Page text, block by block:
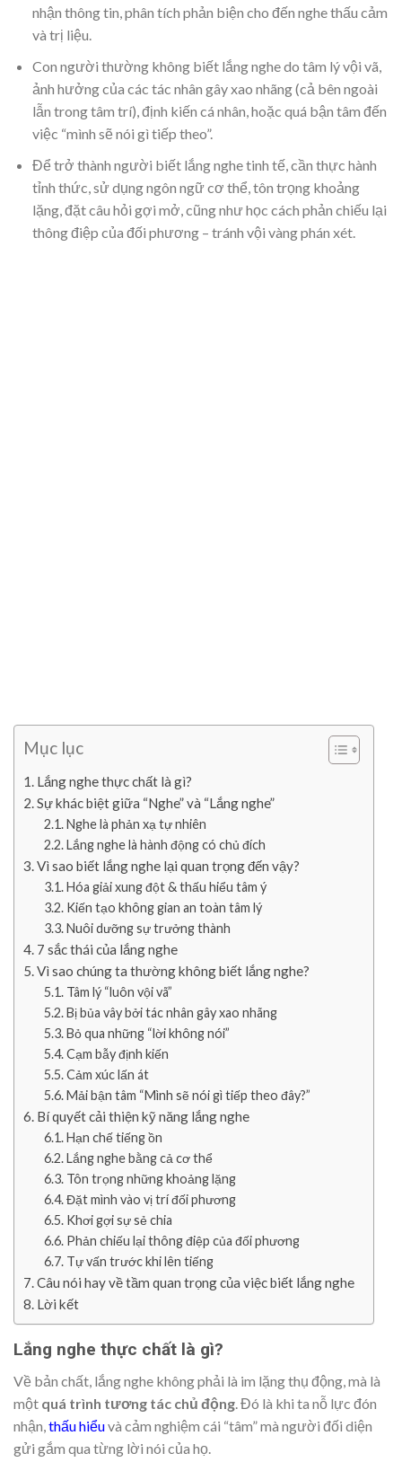
nhận thông tin, phân tích phản biện cho đến nghe thấu cảm
và trị liệu.
Con người thường không biết lắng nghe do tâm lý vội vã,
ảnh hưởng của các tác nhân gây xao nhãng (cả bên ngoài
lẫn trong tâm trí), định kiến cá nhân, hoặc quá bận tâm đến
việc “mình sẽ nói gì tiếp theo”.
Để trở thành người biết lắng nghe tinh tế, cần thực hành
tỉnh thức, sử dụng ngôn ngữ cơ thể, tôn trọng khoảng
lặng, đặt câu hỏi gợi mở, cũng như học cách phản chiếu lại
thông điệp của đối phương – tránh vội vàng phán xét.
Mục lục
Lắng nghe thực chất là gì?
Sự khác biệt giữa “Nghe” và “Lắng nghe”
Nghe là phản xạ tự nhiên
Lắng nghe là hành động có chủ đích
Vì sao biết lắng nghe lại quan trọng đến vậy?
Hóa giải xung đột & thấu hiểu tâm ý
Kiến tạo không gian an toàn tâm lý
Nuôi dưỡng sự trưởng thành
7 sắc thái của lắng nghe
Vì sao chúng ta thường không biết lắng nghe?
Tâm lý “luôn vội vã”
Bị bủa vây bởi tác nhân gây xao nhãng
Bỏ qua những “lời không nói”
Cạm bẫy định kiến
Cảm xúc lấn át
Mải bận tâm “Mình sẽ nói gì tiếp theo đây?”
Bí quyết cải thiện kỹ năng lắng nghe
Hạn chế tiếng ồn
Lắng nghe bằng cả cơ thể
Tôn trọng những khoảng lặng
Đặt mình vào vị trí đối phương
Khơi gợi sự sẻ chia
Phản chiếu lại thông điệp của đối phương
Tự vấn trước khi lên tiếng
Câu nói hay về tầm quan trọng của việc biết lắng nghe
Lời kết
Lắng nghe thực chất là gì?
Về bản chất, lắng nghe không phải là im lặng thụ động, mà là
một quá trình tương tác chủ động. Đó là khi ta nỗ lực đón
nhận,thấu hiểuvà cảm nghiệm cái “tâm” mà người đối diện
gửi gắm qua từng lời nói của họ.